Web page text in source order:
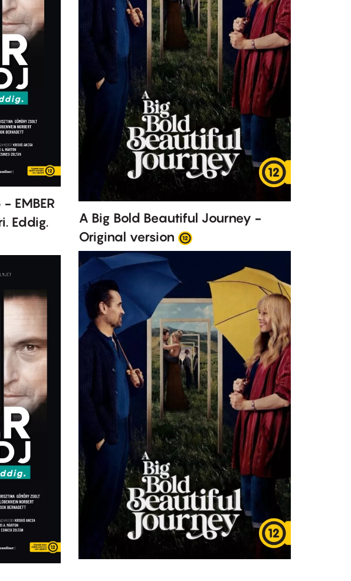
EMBER
Eddig.
A Big Bold Beautiful Journey -
Original version